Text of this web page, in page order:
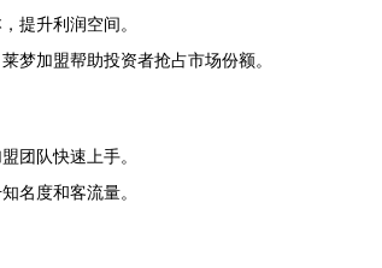
提升利润空间。
梦加盟帮助投资者抢占市场份额。
团队快速上手。
名度和客流量。